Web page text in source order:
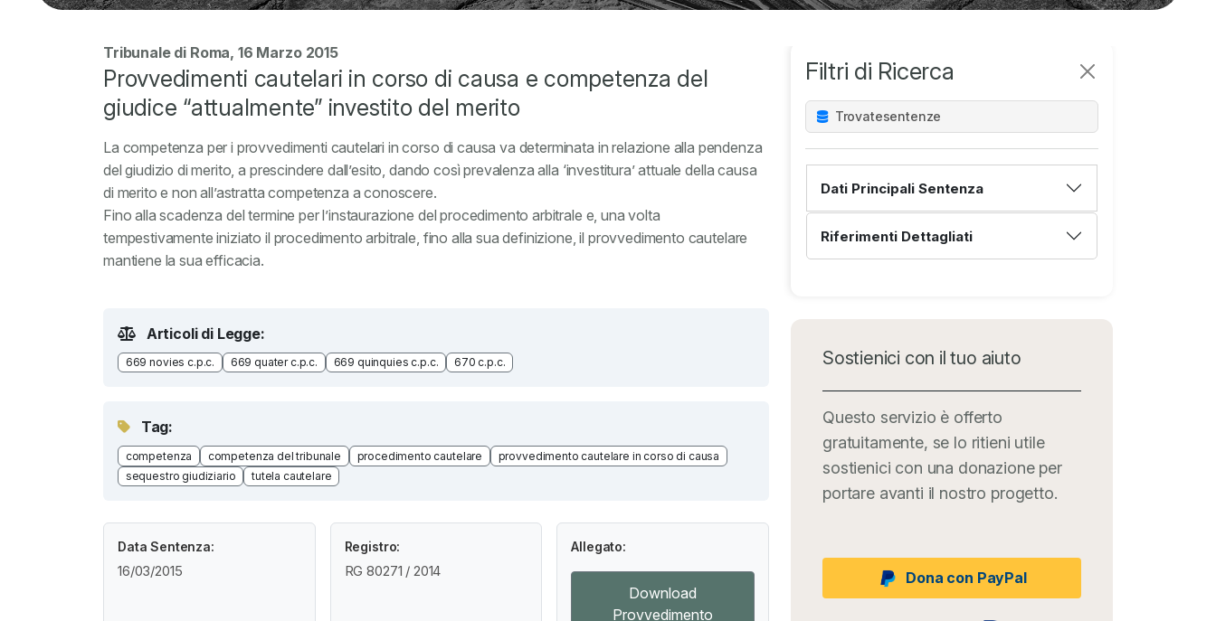
Tribunale di Roma, 16 Marzo 2015
Provvedimenti cautelari in corso di causa e competenza del
giudice “attualmente” investito del merito
La competenza per i provvedimenti cautelari in corso di causa va determinata in relazione alla pendenza
del giudizio di merito, a prescindere dall’esito, dando così prevalenza alla ‘investitura’ attuale della causa
di merito e non all’astratta competenza a conoscere.
Fino alla scadenza del termine per l’instaurazione del procedimento arbitrale e, una volta
tempestivamente iniziato il procedimento arbitrale, fino alla sua definizione, il provvedimento cautelare
mantiene la sua efficacia.
Articoli di Legge:
669 novies c.p.c. 669 quater c.p.c. 669 quinquies c.p.c. 670 c.p.c.
Tag:
competenza competenza del tribunale procedimento cautelare
provvedimento cautelare in corso di causa
sequestro giudiziario
tutela cautelare
Data Sentenza:
16/03/2015
Registro:
RG 80271 / 2014
Allegato:
Download
Provvedimento
Filtri di Ricerca
Trovatesentenze
Dati Principali Sentenza
Riferimenti Dettagliati
Sostienici con il tuo aiuto
Questo servizio è offerto
gratuitamente, se lo ritieni utile
sostienici con una donazione per
portare avanti il nostro progetto.
Dona con PayPal